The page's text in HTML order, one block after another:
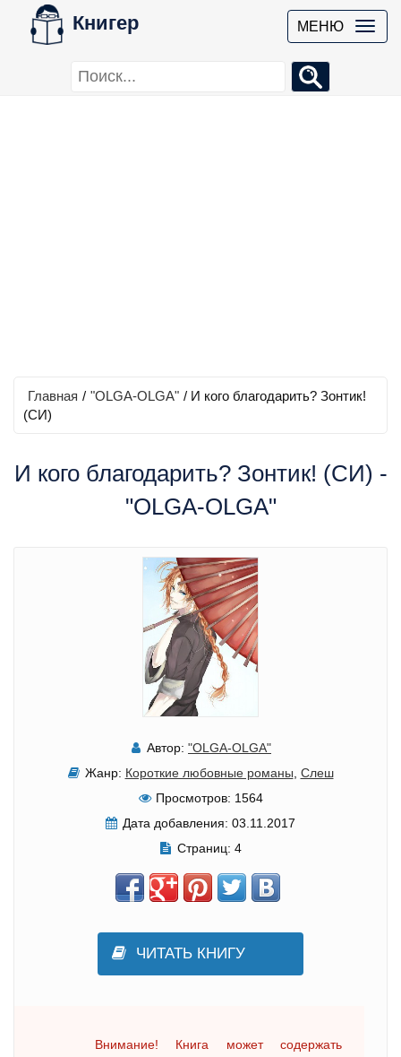
Книгер МЕНЮ
Главная / "OLGA-OLGA" / И кого благодарить? Зонтик!
(СИ)
И кого благодарить? Зонтик! (СИ) -
"OLGA-OLGA"
Автор: "OLGA-OLGA"
Жанр: Короткие любовные романы Слеш
Просмотров: 1564
Дата добавления: 03.11.2017
Страниц: 4
ЧИТАТЬ КНИГУ
Внимание! Книга может содержать